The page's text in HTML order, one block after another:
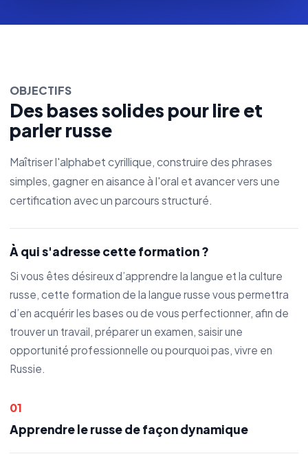
OBJECTIFS
Des bases solides pour lire et
parler russe
Maîtriser l'alphabet cyrillique, construire des phrases
simples, gagner en aisance à l'oral et avancer vers une
certification avec un parcours structuré.
À qui s'adresse cette formation ?
Si vous êtes désireux d’apprendre la langue et la culture
russe, cette formation de la langue russe vous permettra
d’en acquérir les bases ou de vous perfectionner, afin de
trouver un travail, préparer un examen, saisir une
opportunité professionnelle ou pourquoi pas, vivre en
Russie.
01
Apprendre le russe de façon dynamique